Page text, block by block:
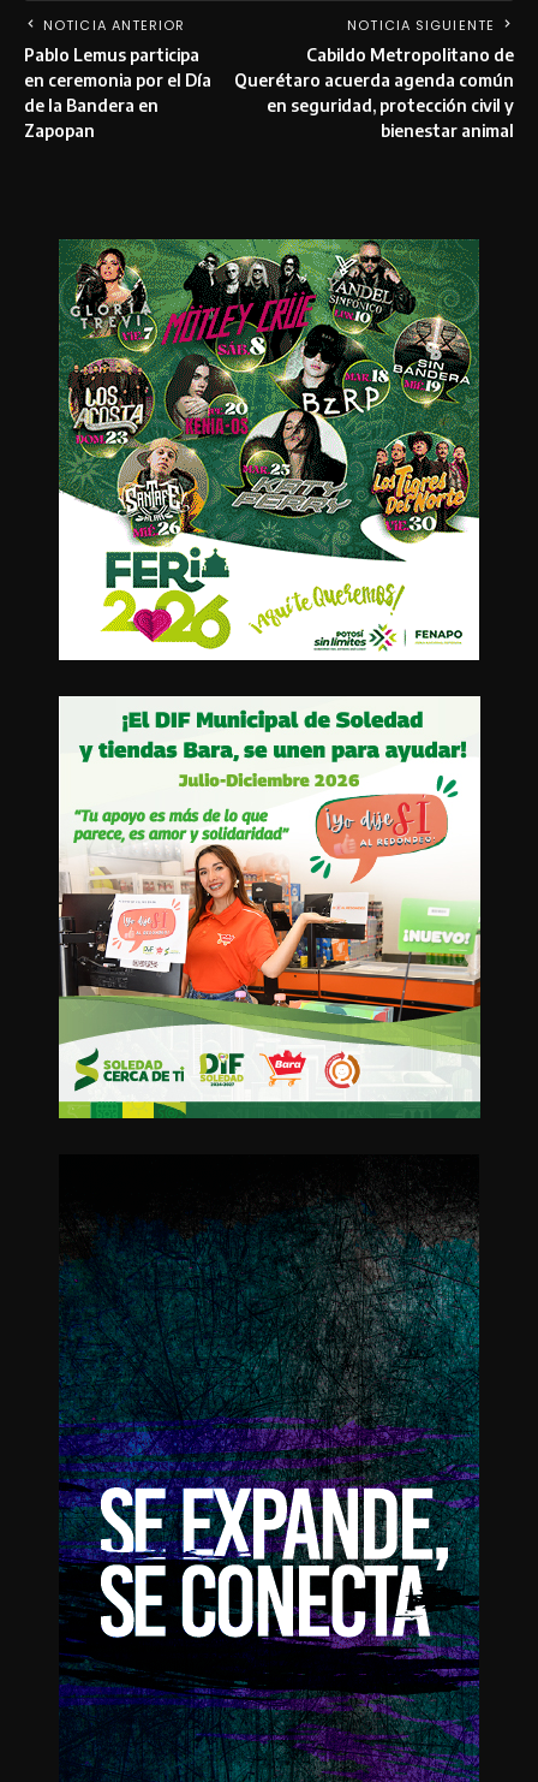
NOTICIA ANTERIOR
Pablo Lemus participa
en ceremonia por el Día
de la Bandera en
Zapopan
NOTICIA SIGUIENTE
Cabildo Metropolitano de
Querétaro acuerda agenda común
en seguridad, protección civil y
bienestar animal